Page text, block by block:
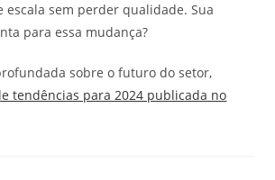
sem perder qualidade. Sua
para essa mudança?
sobre o futuro do setor,
tendências para 2024 publicada no